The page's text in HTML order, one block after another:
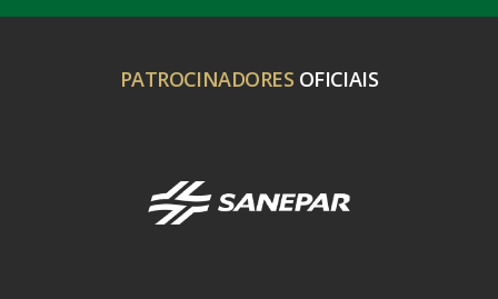
PATROCINADORES OFICIAIS